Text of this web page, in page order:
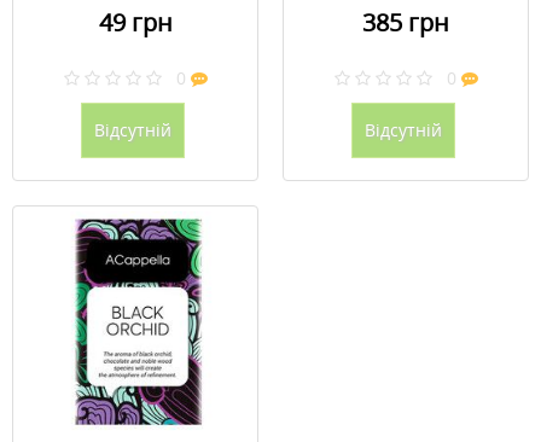
49 грн
0
Відсутній
385 грн
0
Відсутній